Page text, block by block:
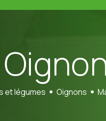
Oigno
et légumes Oignons